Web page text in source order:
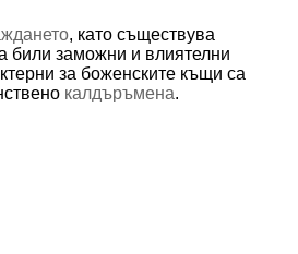
, като съществува
били заможни и влиятелни
за боженските къщи са
калдъръмена.